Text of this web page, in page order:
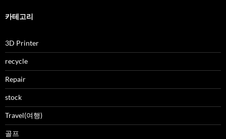
카테고리
3D Printer
recycle
Repair
stock
Travel(여행)
골프